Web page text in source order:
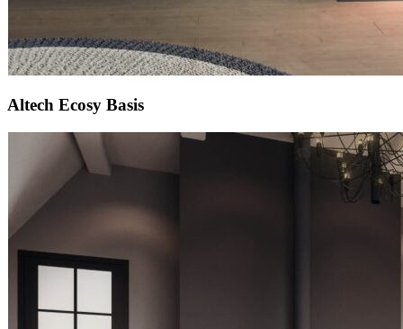
Altech Ecosy Basis